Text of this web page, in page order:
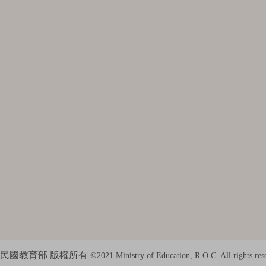
國教育部 版權所有 ©2021 Ministry of Education, R.O.C. All rights